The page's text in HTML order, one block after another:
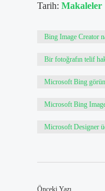
Tarih: Makaleler
Bing Image Creator
Bir fotoğrafın telif
Microsoft Bing
Microsoft Bing
Microsoft Designer
Önceki Yazı